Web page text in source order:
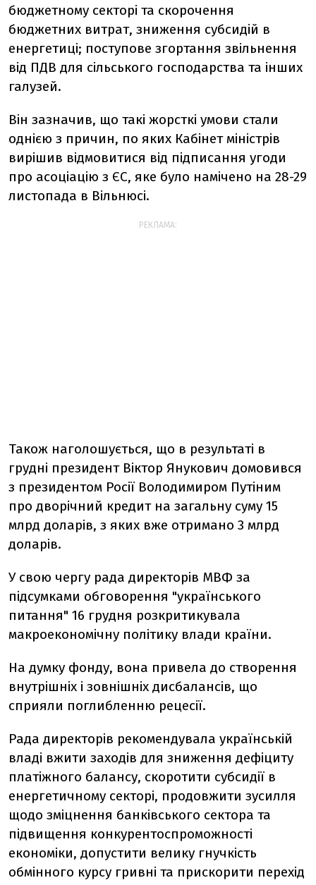
бюджетному секторі та скорочення
бюджетних витрат, зниження субсидій в
енергетиці; поступове згортання звільнення
від ПДВ для сільського господарства та інших
галузей.
Він зазначив, що такі жорсткі умови стали
однією з причин, по яких Кабінет міністрів
вирішив відмовитися від підписання угоди
про асоціацію з ЄС, яке було намічено на 28-29
листопада в Вільнюсі.
РЕКЛАМА:
Також наголошується, що в результаті в
грудні президент Віктор Янукович домовився
з президентом Росії Володимиром Путіним
про дворічний кредит на загальну суму 15
млрд доларів, з яких вже отримано 3 млрд
доларів.
У свою чергу рада директорів МВФ за
підсумками обговорення "українського
питання" 16 грудня розкритикувала
макроекономічну політику влади країни.
На думку фонду, вона привела до створення
внутрішніх і зовнішніх дисбалансів, що
сприяли поглибленню рецесії.
Рада директорів рекомендувала українській
владі вжити заходів для зниження дефіциту
платіжного балансу, скоротити субсидії в
енергетичному секторі, продовжити зусилля
щодо зміцнення банківського сектора та
підвищення конкурентоспроможності
економіки, допустити велику гнучкість
обмінного курсу гривні та прискорити перехід